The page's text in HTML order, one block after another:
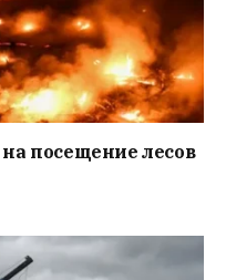
посещение лесов